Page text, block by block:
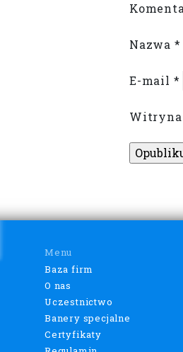
Nazwa *
E-mail *
Menu
Baza firm
O nas
Uczestnictwo
Banery specjalne
Certyfikaty